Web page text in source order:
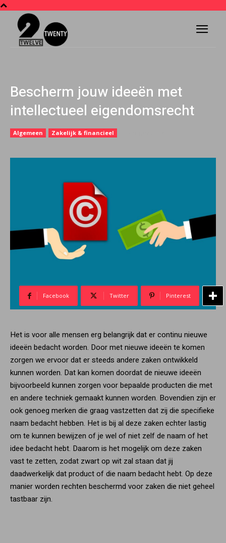
Bescherm jouw ideeën met
intellectueel eigendomsrecht
Algemeen Zakelijk & financieel
Facebook Twitter Pinterest
Het is voor alle mensen erg belangrijk dat er continu nieuwe
ideeën bedacht worden. Door met nieuwe ideeën te komen
zorgen we ervoor dat er steeds andere zaken ontwikkeld
kunnen worden. Dat kan komen doordat de nieuwe ideeën
bijvoorbeeld kunnen zorgen voor bepaalde producten die met
en andere techniek gemaakt kunnen worden. Bovendien zijn er
ook genoeg merken die graag vastzetten dat zij die specifieke
naam bedacht hebben. Het is bij al deze zaken echter lastig
om te kunnen bewijzen of je wel of niet zelf de naam of het
idee bedacht hebt. Daarom is het mogelijk om deze zaken
vast te zetten, zodat zwart op wit zal staan dat jij
daadwerkelijk dat product of die naam bedacht hebt. Op deze
manier worden rechten beschermd voor zaken die niet geheel
tastbaar zijn.